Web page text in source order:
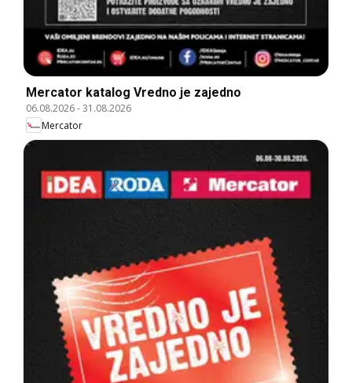
Mercator katalog Vredno je zajedno
06.08.2026-31.08.2026
Mercator